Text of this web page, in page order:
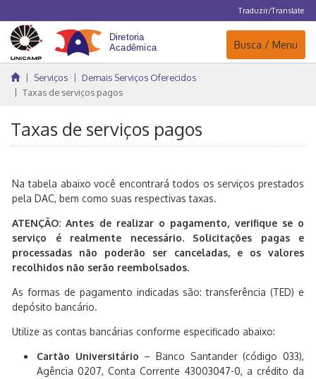
Traduzir/Translate
Navegação
Busca / Menu
Serviços
Demais Serviços Oferecidos
Taxas de serviços pagos
Taxas de serviços pagos
Na tabela abaixo você encontrará todos os serviços prestados
pela DAC, bem como suas respectivas taxas.
ATENÇÃO: Antes de realizar o pagamento, verifique se o
serviço é realmente necessário. Solicitações pagas e
processadas não poderão ser canceladas, e os valores
recolhidos não serão reembolsados.
As formas de pagamento indicadas são: transferência (TED) e
depósito bancário.
Utilize as contas bancárias conforme especificado abaixo:
Cartão Universitário – Banco Santander (código 033),
Agência 0207, Conta Corrente 43003047-0, a crédito da